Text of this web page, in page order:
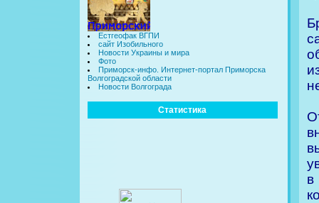
Естгеофак ВГПИ
сайт Изобильного
Новости Украины и мира
Фото
Приморск-инфо. Интернет-портал Приморска
Волгоградской области
Новости Волгограда
Статистика